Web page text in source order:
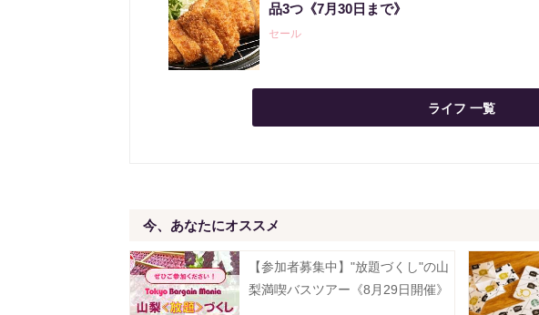
品3つ《7月30日まで》
セール
ライフ 一覧
今、あなたにオススメ
【参加者募集中】"放題づくし"の山
梨満喫バスツアー《8月29日開催》